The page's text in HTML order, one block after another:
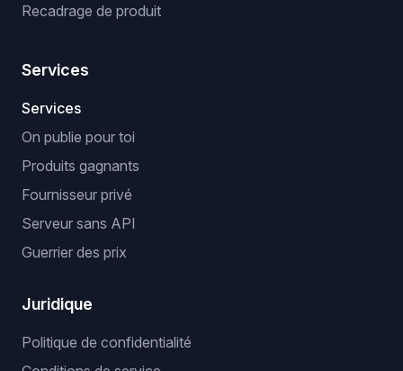
Recadrage de produit
Services
Services
On publie pour toi
Produits gagnants
Fournisseur privé
Serveur sans API
Guerrier des prix
Juridique
Politique de confidentialité